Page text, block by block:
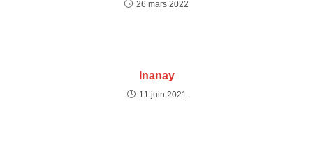
26 mars 2022
Inanay
11 juin 2021